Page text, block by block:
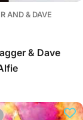
AND & DAVE
& Dave